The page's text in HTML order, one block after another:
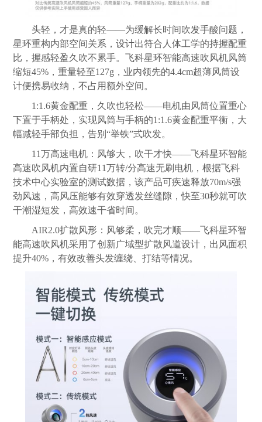
头轻，才是真的轻——为缓解长时间吹发手酸问题，
星环重构内部空间关系，设计出符合人体工学的持握配重
比，握感轻盈久吹不累手。飞科星环智能高速吹风机风筒
缩短45%，重量轻至127g，业内领先的4.4cm超薄风筒设
计便携易收纳，不占用额外空间。
1:1.6黄金配重，久吹也轻松——电机由风筒位置重心
下置于手柄处，实现风筒与手柄的1:1.6黄金配重平衡，大
幅减轻手部负担，告别“举铁”式吹发。
11万高速电机：风够大，吹干才快——飞科星环智能
高速吹风机内置自研11万转/分高速无刷电机，根据飞科
技术中心实验室的测试数据，该产品可疾速释放70m/s强
劲风速，高风压能够有效穿透发丝缝隙，快至30秒就可吹
干潮湿短发，高效速干省时间。
AIR2.0扩散风形：风够柔，吹完才顺——飞科星环智
能高速吹风机采用了创新广域型扩散风道设计，出风面积
提升40%，有效改善头发缠绕、打结等情况。